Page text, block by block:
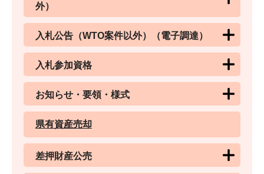
外）
入札公告（WTO案件以外）（電子調達）
入札参加資格
お知らせ・要領・様式
県有資産売却
差押財産公売